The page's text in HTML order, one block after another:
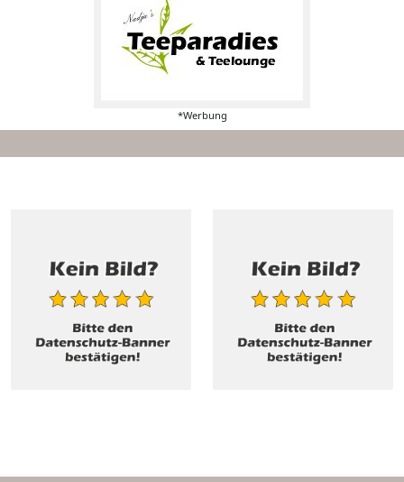
*Werbung